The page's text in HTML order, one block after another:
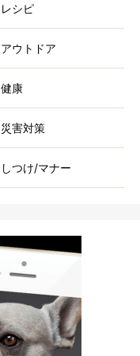
レシピ
アウトドア
健康
災害対策
しつけ/マナー